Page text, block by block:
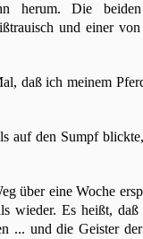
herum. Die
und einer
daß ich meinem
auf den Sumpf
über eine Woche
wieder. Es heißt,
... und die Geister